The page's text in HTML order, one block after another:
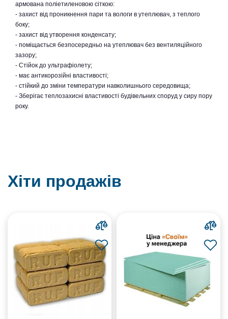
армована поліетиленовою сіткою:
- захист від проникнення пари та вологи в утеплювач, з теплого
боку;
- захист від утворення конденсату;
- поміщається безпосередньо на утеплювач без вентиляційного
зазору;
- Стійок до ультрафіолету;
- має антикорозійні властивості;
- стійкий до зміни температури навколишнього середовища;
- Зберігає теплозахисні властивості будівельних споруд у сиру пору
року.
Хіти продажів